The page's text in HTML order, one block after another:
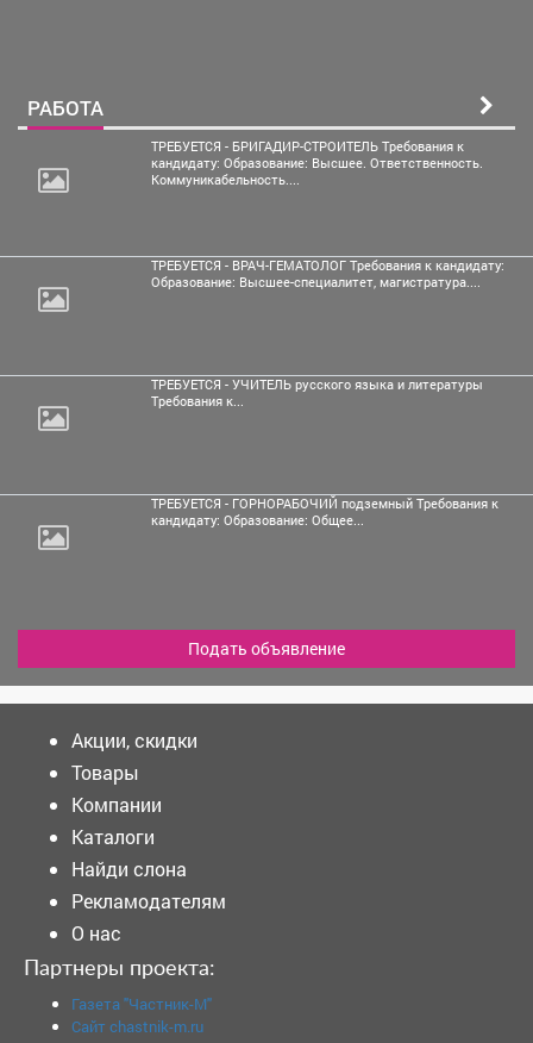
РАБОТА
ТРЕБУЕТСЯ - БРИГАДИР-СТРОИТЕЛЬ Требования к
кандидату: Образование: Высшее. Ответственность.
Коммуникабельность....
ТРЕБУЕТСЯ - ВРАЧ-ГЕМАТОЛОГ Требования к кандидату:
Образование: Высшее-специалитет, магистратура....
ТРЕБУЕТСЯ - УЧИТЕЛЬ русского языка и литературы
Требования к...
ТРЕБУЕТСЯ - ГОРНОРАБОЧИЙ подземный Требования к
кандидату: Образование: Общее...
Подать объявление
Акции, скидки
Товары
Компании
Каталоги
Найди слона
Рекламодателям
О нас
Партнеры проекта:
Газета "Частник-М"
Сайт chastnik-m.ru